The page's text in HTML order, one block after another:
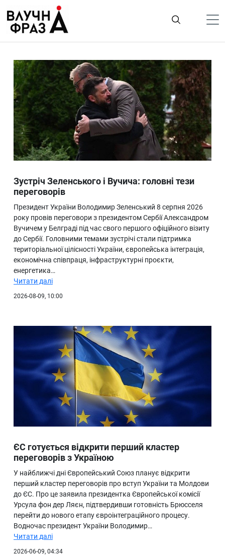
содержимому
Гроші
Життя
Лайфстайл
ТехноНаука
Людина
Ukraine
Про нас
Зустріч Зеленського і Вучича: головні тези
переговорів
Президент України Володимир Зеленський 8 серпня 2026
року провів переговори з президентом Сербії Александром
Вучичем у Белграді під час свого першого офіційного візиту
до Сербії. Головними темами зустрічі стали підтримка
територіальної цілісності України, європейська інтеграція,
економічна співпраця, інфраструктурні проєкти,
енергетика…
Читати далі
2026-08-09, 10:00
ЄС готується відкрити перший кластер
переговорів з Україною
У найближчі дні Європейський Союз планує відкрити
перший кластер переговорів про вступ України та Молдови
до ЄС. Про це заявила президентка Європейської комісії
Урсула фон дер Ляєн, підтвердивши готовність Брюсселя
перейти до нового етапу євроінтеграційного процесу.
Водночас президент України Володимир…
Читати далі
2026-06-09, 04:34